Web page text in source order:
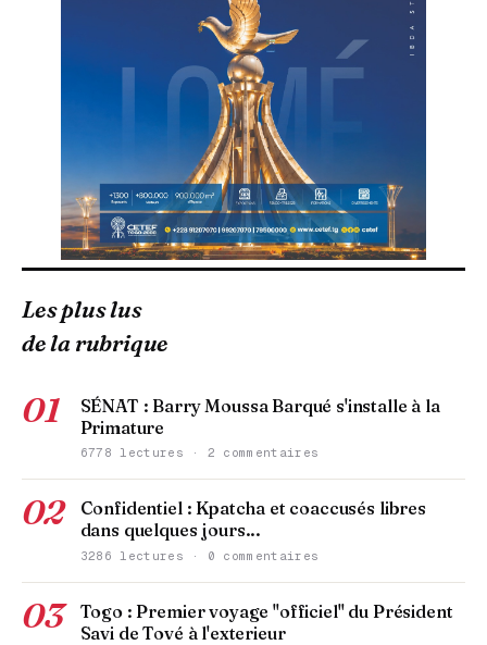
Les plus lus
de la rubrique
01
SÉNAT : Barry Moussa Barqué s'installe à la
Primature
6778 lectures · 2 commentaires
02
Confidentiel : Kpatcha et coaccusés libres
dans quelques jours...
3286 lectures · 0 commentaires
03
Togo : Premier voyage "officiel" du Président
Savi de Tové à l'exterieur